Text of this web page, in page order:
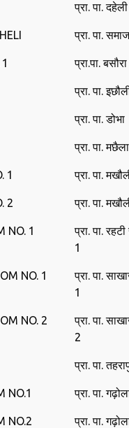
प्रा. पा.
प्रा. पा.
प्रा.पा.
प्रा. पा.
प्रा. पा. डोभा
प्रा. पा. मछैला
1 प्रा. पा.
2 प्रा. पा.
NO. 1
प्रा. पा.
1
NO. 1
प्रा. पा.
1
NO. 2
प्रा. पा.
2
प्रा. पा.
NO.1 प्रा. पा.
NO.2 प्रा. पा.